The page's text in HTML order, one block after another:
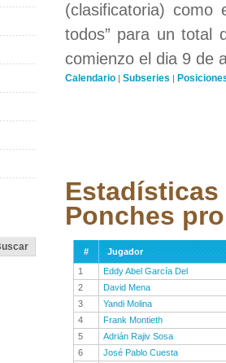
(clasificatoria) como
todos” para un total
comienzo el dia 9 de
Calendario | Subseries |
Ponches
#
Jugador
1
Eddy Abel García Del
2
David Mena
3
Yandi Molina
4
Frank Montieth
5
Adrián Rajiv Sosa
6
José Pablo Cuesta